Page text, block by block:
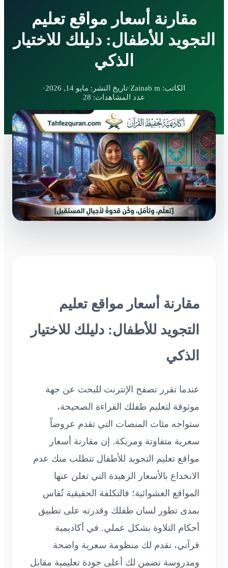
مقارنة أسعار مواقع تعليم
التجويد للأطفال: دليلك للاختيار
الذكي
الكاتب: ·تاريخ النشر: مايو 14, 2026
·
عدد المشاهدات:
مقارنة أسعار مواقع تعليم
التجويد للأطفال: دليلك للاختيار
الذكي
عندما تقرر تصفح الإنترنت للبحث عن جهة
موثوقة لتعليم طفلك القراءة الصحيحة،
ستواجه مئات المنصات التي تقدم عروضاً
سعرية متفاوتة ومربكة. إن مقارنة أسعار
مواقع تعليم التجويد للأطفال تتطلب منك عدم
الانخداع بالأسعار الزهيدة التي تعلن عنها
المواقع العشوائية؛ فالتكلفة الحقيقية تُقاس
بمدى تطور لسان طفلك وقدرته على تطبيق
أحكام التلاوة بشكل عملي. في أكاديمية
قرآني، نقدم لك منظومة سعرية واضحة
ومدروسة تضمن لك أعلى جودة تعليمية مقابل